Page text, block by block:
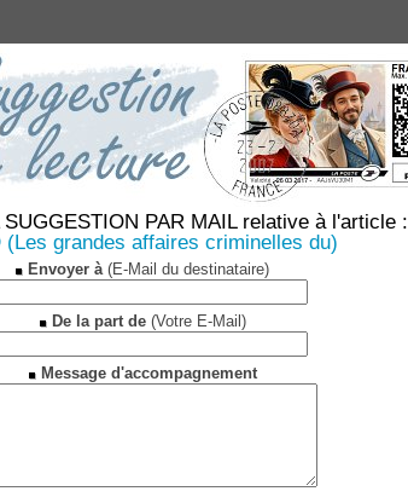
SUGGESTION PAR MAIL relative à l'article :
(Les grandes affaires criminelles du)
Envoyer à(E-Mail du destinataire)
De la part de(Votre E-Mail)
Message d'accompagnement